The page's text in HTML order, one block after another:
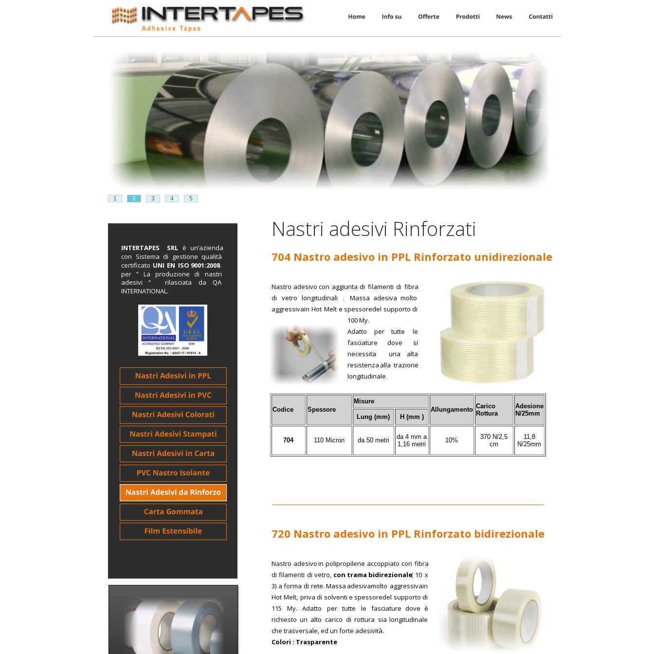
Nastri adesivi Rinforzati
704 Nastro adesivo in PPL Rinforzato unidirezionale
Nastro adesivo con aggiunta di filamenti di fibra
di vetro longitudinali . Massa adesiva molto
aggressiva in Hot Melt e spessore del supporto di
100 My.
Adatto per tutte le
fasciature dove si
necessita
una alta
resistenza alla trazione
longitudinale.
720 Nastro adesivo in PPL Rinforzato bidirezionale
Nastro adesivo in polipropilene accoppiato con fibra
di filamenti di vetro, con trama bidirezionale( 10 x
3) a forma di rete. Massa adesiva molto aggressiva in
Hot Melt, priva di solventi e spessore del supporto di
115 My. Adatto per tutte le fasciature dove è
richiesto un alto carico di rottura sia longitudinale
che trasversale, ed un forte adesività.
Colori : Trasparente
INTERTAPES SRL è un’azienda
con Sistema di gestione qualità
certificato UNI EN ISO 9001:2008
per “ La produzione di nastri
adesivi “ rilasciata da QA
INTERNATIONAL.
1 2 3 4 5
Codice Spessore
Misure
Allungamento Carico
Rottura
Adesione
N/25mm
Lung (mm) H (mm )
704 110 Micron da 50 metri
da 4 mm a
1,16 metri
10%
370 N/2,5
cm
11,8
N/25mm